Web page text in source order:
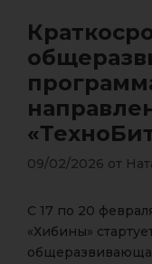
09/02/2026 от
С 17 по 20
«Хибины»